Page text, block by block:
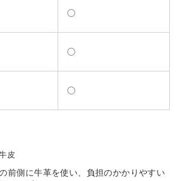
皮
前側に牛革を使い、負担のかかりやすい